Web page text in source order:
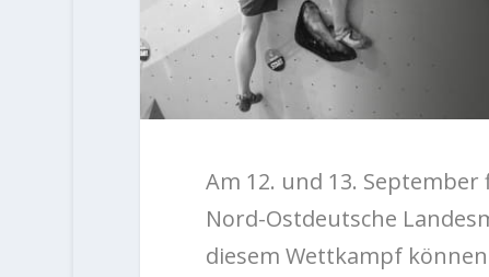
Am 12. und 13.
Nord-Ostdeutsche
diesem Wettkampf